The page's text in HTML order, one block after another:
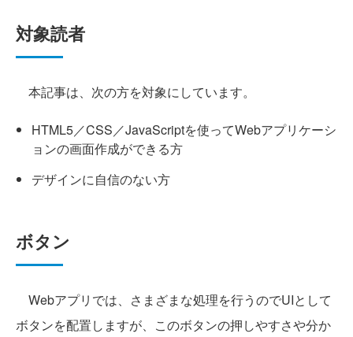
対象読者
本記事は、次の方を対象にしています。
HTML5／CSS／JavaScriptを使ってWebアプリケーシ
ョンの画面作成ができる方
デザインに自信のない方
ボタン
Webアプリでは、さまざまな処理を行うのでUIとして
ボタンを配置しますが、このボタンの押しやすさや分か